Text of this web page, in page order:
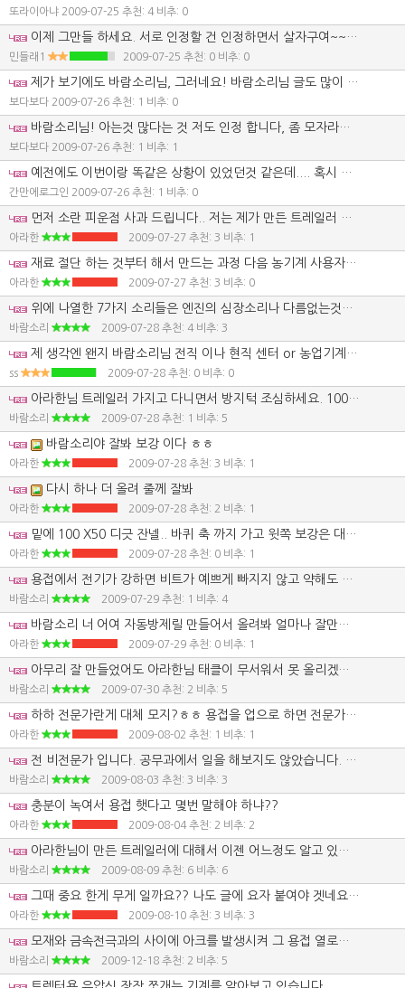
또라이아냐 2009-07-25 추천: 4 비추: 0
이제 그만들 하세요. 서로 인정할 건 인정하면서 살자구여~~~ 사람이란 겸손해야 된다고 어르신들께서 말씀하셨는데.... 우리 모두 배워야 할 것 같습니다. 그리고 너무 자기 자신을 내세우지 맙시다.
민들래1 2009-07-25 추천: 0 비추: 0
제가 보기에도 바람소리님, 그러네요! 바람소리님 글도 많이 읽었구요 도움도 많습니다만 제 개인적인 생각에도 이런 글들은 별로 바람직하지 않다는 생각이 듭니다, 죄송합니다,,,,
보다보다 2009-07-26 추천: 1 비추: 0
바람소리님! 아는것 많다는 것 저도 인정 합니다, 좀 모자라는 제가 보기에도 인정합니다만 다른 글들에서도 보면 너무 테클이 많은거 같습니다, 그러니 잘 났던 못 났던 조금만 쉬어쉬어 가면 어떨까싶습니다, 바람소리님이 과연 그럴지 모르지만, 바람소리님 글들에서 자꾸 걸리는게 많아 보기에 그러네요,,, 쩝,,, 남균님도 조금만 참으시구요!!! (비추는 제가도 많이 눌렀습니다, 아시는 분이면 오히려 모르는 사람을 감싸야죠)
보다보다 2009-07-26 추천: 1 비추: 1
예전에도 이번이랑 똑같은 상황이 있었던것 같은데.... 혹시 같은 사람?!!!!! 은근슬쩍 사람 화나게 하지맙시다... 알면 아는데도 모르면 모르는데도 성심껏 가르쳐 줍시다. 그리고 아라한님 정말 잘만드셨습니다. 직접만들어보면 저걸하나만들기위해 얼마나 많은 노력을 했을까 느낄텐데... 말로만 하는것과 실천하는것은 차원이 다르죠... 제가봐도 아라한님 정말 잘만드셨어요... 홧팅...!!
간만에로그인 2009-07-26 추천: 1 비추: 0
먼저 소란 피운점 사과 드립니다.. 저는 제가 만든 트레일러 자랑 할려고 올린게 아닙니다. 중고 저렴 하게 팔았다면 그거 샀을 겁니다.. 중고도 170 이상 부르고 새건 비싼건 400 중간 300 저렴 한것도 220 달라고 하네요. 돈보다.. 너무 터무니 없는 가격 때문에 자작 결심 하게 됐습니다. 그래서 여러 트레일러 보고 사이즈 재보고 내가 쓰기 편리 하게 만들어 봤습니다. 바람소리 이분이 모방 이라고 하는데 맞다고 치죠 ..모방이면 어떻습니까.. 제가 손수 제작 하고 업자 들이 제작했을때 보다 더 튼튼한 재질로 편리 하게 만들었다고 자부 합니다..
아라한 2009-07-27 추천: 3 비추: 1
재료 절단 하는 것부터 해서 만드는 과정 다음 농기계 사용자 카페에 올렸습니다. 전 자랑 할려고 올린게 아닙니다.. 어려운 농촌에서 시간 있을때 자기에 맞게 편리 하게 트레일러 만드시라고 올린겁니다.. 시행 착오도 있겟죠. 그러면서 배우는거 아닌가요? 아직 벼베기 할려면 시간 많이 남았습니다.. 용접 하실줄 아시는 분은.. 더 튼튼 한 재료로 트레일러 만들어 보라고 권하고 싶습니다.. 그냥 샀을때 하고 느낌이 완전히 틀리네요.. 애착이 더 간다고나 할까요?? 저번에 여기 주소랑 전번 올렸는데 지웠네요 ㅎㅎ 자유게시판 보시면 김남균 검색 하 시면 제 전번 나올겁니다.. 트레일러 만드실때 궁금 한점 있으시면 전화 주세요. 그래도 한번 만들었다고 다음에 만들면 더 잘할수 있다는 자신감 드네요 ㅎㅎ 가까이 사시면 만나서 대화도 가능 합니다. 트레일러 자작 하시는분 전화 기다리겟습니다 ^^ 요즘 이삭 거름 주시느라... 힘드시죠? 저도 내일 조금 더 줘야 되네요.. 더운여름 건강 유의 하세요.
아라한 2009-07-27 추천: 3 비추: 0
위에 나열한 7가지 소리들은 엔진의 심장소리나 다름없는것들이죠. 수리하는 사람이 진단을 잘못 했을땐 돈만 날리는데, 문제는 노킹소리 같은 경우엔 단순이 연료만 교환해도 되는걸 엔진 분해를 한다는것이죠. 소리를 모른다고 연료부터 교환하면서 하나씩 찾아낸다는것도 시간 낭비 일테니까요. 또한 파손된것 분해할때 피스톤이 일부분만 파손 되는 경우도 있으며, 열에의한 소착인지, 오일 부족에 의한 소착인지도 피스톤 하나만 보고 알 정도의 실력이라면 대단하다고 할수 있겠지만 그건 대단하다고 단정짓지 못한 그저 단순한 기술입니다. 말 그대로 말로써만 이야기 하면 아하 그런거구나 라고 이해 하기 때문입니다. 그러나 이러한 것들은 쉽게 얻어지는게 아닙니다. 누구나 어렵게 얻은것 쉽게 알려주진 않겠지요. 세월과 경륜으로 쌓아올린것들을 하루아침에 모두 알려줄 필요가 있을가요? 내 자신이 정보를 주면 상대방에게 거기에 따른 댓가를 바라는게 사람의 심리입니다. 저 또한 이곳에서 그랬습니다. 그러나 감출건 감췄습니다. 알려줘서 피해를 보는 사람도 있으며 어렵게 얻은 것들을 하루아침에 이야기 한다는것도 그렇거든요. 그러한 예를 들어서 이야기 한다면 트랙터 피티오 클러치 슬립현상 찾아내는 방법이 있는데, 제가 이곳에서 그러한 방법을 이야기 하면은 피해는 누가 볼까요? 트랙터 피티오 클러치 수리할려면 수리비가 얼마쯤 들어가는지는 몰라도 기종에 따라 다르겠지만 부품값만 100만원이 훌쩍 넘어간다는것 알 사람들은 알겠죠? 그러한 것들을 알려줌으로써 농기계를 팔려는 사람이 피해를 본다면 보겠죠. 그게 개인이 됐든 농기계 판매업자가 되었든간에 말입니다. 그래서 그러한 방법들은 알려주지 않습니다. 기계 구입하는 사람으로써는 알고나면 좋겠지만 판매자의 입장에서는 그러지 않기 때문에 그렇습니다. 장사를 하신분들이야 구별법을 찾아내지만 일반 사람들은 잘 모릅니다. 장사하신분들은 그걸 알아냄으로써 기계를 좀 더 저렴하게 구입하지만 판매할땐 중고 그려러니 알고 사셨어야죠~ 하면 그나마 마음이 덜 상하지만 요리저리 빼고 다니면서 전화도 안받고 그러면 속상하지요. 아는게 힘이니 모르는것은 공부하세요. 저 또한 시간 투자해가면서 공부 많이 합니다. 카센타 운영하는 사람들이 단순한 전기배선 처리 하지 못하는 경우도 있습니다. 그걸 이야기 하라고 한다면 전자혼에 대해서 이야기 하죠. 농기계에 전자혼 달려고 했던분들도 있지 않을가 싶습니다. 전자혼은 혼으로 전기가 들어가는데, 스위치 전기는 마이너스가 들어가야 합니다. 그렇지 않으면 소리는 나지만 여운이 남지가 않습니다. 그런데 기종중 스위치 전원이 플러스로 들어가는 경우가 있는데, 이걸 마이너스 전기로 변환 시켜줘야 하는데, 알고나면 그저 단순한 것인데, 그걸 전환하지 못하는 사람들도 있다는것이죠. 또하나 이야기 해줄까요? 농기계 회사와 연관되는것인데, 전기 배선도 책자가 잘못되었다고 회사에 전화한적이 있었는데, 그쪽 분야 담당자도 그러한 사실을 몰랐는데, 배선도 책자를 한번 보겠다고 이야기 하면서 나중에 다시 연락 했더니 그걸 어떻게 아셨냐고 되묻더군요. 그러면서 직업이 뭐냐고 물었는데, 농민이라고 하니까.. 절대 믿질 않더군요. 농민이 그걸 알수 없을거라고 생각 했기에 그러한것이죠. 그게 완전 뒤죽 박죽이었는데, 하나씩 정리하다가 전기관련 서비스 기사에게 연락을 취했던것입니다. 회사 직원도 그것 모두 정리하는데 시간좀 걸렸을것입니다. 회로 하나하나씩 찾아야 하기 때문이죠. 아니면 원문 설명서 보고 영어 번역만 다시 했던가 했을것입니다.
바람소리 2009-07-28 추천: 4 비추: 3
제 생각엔 왠지 바람소리님 전직 이나 현직 센터 or 농업기계 관련직종에 계시거나 계셨거나 한분 같은 느낌이 ...저혼자만의 느낌인가요? 암튼요즘 아그리즈 매일 들어오게 되네요..^^ 즐기는건아니니 오해하시진 마세요.
ss 2009-07-28 추천: 0 비추: 0
아라한님 트레일러 가지고 다니면서 방지턱 조심하세요. 100미리 3.2티 각파이프 사용해 놓고서 튼튼하다고 자부하니 한심하단 표현이 맞지 않나 싶습니다. 3.2티 한본의 무게가 얼만지 아세요? 계산해 보면 60킬로 못됩니다. 본당 9만원쯤 주고 구입하셨나요? 견인쪽은 아무리 못해도 4.5티 넘어야 합니다. 견인쪽은 125미리 잔넬을 포개서 용접하여 각파이프 처럼 만들어서 사용하는게 튼튼하다면 튼튼하겠습니다. 혹여 트레일러 휘어지면 그 때 가셔서 글을 올려보세요. 잡는 방법이 있으니 말입니다.
바람소리 2009-07-28 추천: 1 비추: 5
바람소리야 잘봐 보강 이다 ㅎㅎ
아라한 2009-07-28 추천: 3 비추: 1
다시 하나 더 올려 줄께 잘봐
아라한 2009-07-28 추천: 2 비추: 1
밑에 100 X50 디긋 잔넬.. 바퀴 축 까지 가고 윗쪽 보강은 대각선 밑에서 부터 갓다 이제 튼튼하게 만든거 자부 해도 되냐?? ~~ 왜 100X50 짜리 썻냐고 왜냐고?? 100미리 각관 이라 100짜리 썻다
아라한 2009-07-28 추천: 0 비추: 1
용접에서 전기가 강하면 비트가 예쁘게 빠지지 않고 약해도 비트는 예쁘게 빠지지 않습니다. 사진으로만 비트를 논하기엔 좀 사진의 질이 떨어집니다. 그렇다면 사진으로만 용접이 약하다는걸 어떻게 이야기 할수 있냐고요? 페인트를 보면 알수 있습니다. 용접이 강하게 되었다면 페인트가 좀 넓게 타들어 갑니다. 옆에서 물로 식혀가면서 용접을 했다면 또 모르겠습니다. 우사에서 트레일러 만든것 같은데, 우사에서 용접할땐 조심하세요. 자칫 화재사고가 발생할수 있으니까요.
바람소리 2009-07-29 추천: 1 비추: 4
바람소리 너 어여 자동방제릴 만들어서 올려봐 얼마나 잘만드나 함보자
아라한 2009-07-29 추천: 0 비추: 1
아무리 잘 만들었어도 아라한님 태클이 무서워서 못 올리겠는데요. 그리고 저어 용접도 무지 못해요. 그래서 용접 할라믄 용접 전문가 한데 가서 합니다. 용접기는 가정에서 쓰기 좋은 녀석들로 3대씩이나 가지고 있어도 기술이 워낙 딸려서 전문가에게로 달려갑니다. 그런데 전문가란 사람도 3티 정도 되는 철판도 용접하면서 빵꾸를 내버리네요. 그리고선 다시 되메우기 작업을 해줍니다.
바람소리 2009-07-30 추천: 2 비추: 5
하하 전문가란게 대체 모지?ㅎㅎ 용접을 업으로 하면 전문가?? 나도 한때... 공무과에서 용접도 하고 기계 수리도 햇는데.. 그때는 전문가고 지금은 농사 짓는데 지금은 비전문가네? ㅎㅎ 그래도 내가 용접 한게? 비드는 안좋지만.. 전문가 들이 한것 보다는 튼튼 하던데????? 인버터로 햇기에 용량 후달리지만 천천히 0.5 센치 간격 으로 티그 용접 해서 나름대로 충분히 녹여서 용접 햇다고 자부 하는데?? 비드가 잘나왓다고 용접 잘하는거 아니거든?
아라한 2009-08-02 추천: 1 비추: 1
전 비전문가 입니다. 공무과에서 일을 해보지도 않았습니다. 기계에 대해서 그렇게 많이 아는것도 없습니다. 그래서 맨날 나름대로 전문가라고 하는 사람들에게 자문을 구합니다. 전문가라는 사람들은 글은 쓸지 몰라도 전화로 이야기 하라고 하면 무지 잘합니다. 그래서 아라한님과 둘이 만나서 이야기 하면 아무것도 모르는 사람으로 탄로가 나버립니다. 그래도 학교 다니중 기계에 대한 관심이 있다보니 기계 수리업에 종사하면서 제가 알려주는 분이 비용어를 사용해도 이젠 어느정도 압니다. 첨엔 뿌라꾸(점화플러그)가 어쨌네 저쨌네 하면 몰랐습니다. 용접 말인데요. 얼마나 잘 됐는지 알려면 용접살과 용접되지 않는곳을 비교하면 알수 있습니다. 서로 맞닿는 부분이 살짝 패이면 그건 깊숙이 들어간것입니다. 아라한님이 한 용접은 깊게 들어가지 않은것 같다고 합니다. 직접 실험을 해보시길 바랍니다. 용접봉 2.6파이나 3.2파이 용접봉을 녹혀 보시면 안다고 합니다.
바람소리 2009-08-03 추천: 3 비추: 3
충분이 녹여서 용접 햇다고 몇번 말해야 하냐??
아라한 2009-08-04 추천: 2 비추: 2
아라한님이 만든 트레일러에 대해서 이젠 어느정도 알고 있습니다. 그 트레일러요. 잘 만들긴 했지만 튼튼한 트레일러는 아닙니다. 외형만 잘 만들었을 뿐입니다. 용접이라든지 재료는 튼튼한것이 아닙니다. 트레일러 튼튼하게 만들었다면 각파이프 6티 정도는 사용했어야 합니다. 아라한님은 3.2티 사용하고도 튼튼하다고 자부를 하고 계십니다. 용접 말인데요. 인버터 용접기로 용접을 했다는데, 용접봉 선택을 잘못했습니다. 1차적으로 3.2티 용접봉을 사용하여 4파이 용접을 할수 있을정도의 전압으로 용접하고 2차적으로도 3.2티 사용하든 4티를 사용하든 2차 용접은 크게 상관은 없습니다. 사진과 함께 잔넬 용접했다고 하는데, 잔넬로 덧씌워 용접한것도 트레일러 축까지 연결이 안된것 같습니다. 뒤축과 연결되는 부분도 각 부위별로 빳지를 붙여서 용접을 해야 합니다. 그러한것을 지적해 주면 고맙게 받아들이는게 아니라 부정적으로 받아들이고 자신의 것이 최고라고 이야기 해주지 않은것에 대해 불만이 많은것 같습니다. 거기에 농기계 카페에서 동조세력까지 끌고 와서 행동한것이 과연 바람직한 행동일까요? 그걸 그대로 모방에서 트레일러를 만드는 사람이 있다면 똑같이 부실 트레일러가 되는것이며, 시간이 흐르면 그건 중고 트레일러로 매물이 나올테고, 그러한 제품들이 사고를 일으킬수 있지 않을까 싶습니다. 뼈대는 무조건 튼튼한걸로 만들어져야 합니다. 아무리 못해도 4.5티 정도는 되어야 합니다. 경운기 트레일러 만들때 사용하는 잔넬 두께가 5티 입니다. 철은 재질과 무게로 값을 따지기에 얇은것과 두꺼운것의 가격은 크답니다. 값이 비싸다고 꼭 좋은 철은 아닙니다. 열처리를 해야만 제 기능을 발휘하는 철도 있기 때문입니다. 다시 한번 그 때 올린글들을 살펴 보시길 바랍니다. 편견을 두고 글을 보지 마시고 냉정하게 바라보셨으면 합니다. 사람은 누구나 실수가 있기 마련이고 저 또한 실수가 있었지만 트랙터 뒷바퀴에 트레일러 견인부를 보조로 해준 부분이 닿지 않을까 생각했기에 수정작업은 불가피 하지 않을까라고 했는데, 그건 혼자만 찾는것 보단 다른 사람들도 함께 찾아보자는 숨은뜻도 있었습니다. 대화방에서 대화도 하였지만 면장갑님과 아라한님이 잘 알고 있으며 사적인 대화 나누시고 면장갑님은 뜬금없는 질문을 하시면서 대답도 하지 않으셨다고 했는데, 그 때 계산기로 100미리 3.2티 사각 파이프 무게는 얼마나 될까? 열심히 계산하고 있었습니다. 75미리 6티 파이프보다 무게가 덜 나가더군요.
바람소리 2009-08-09 추천: 6 비추: 6
그때 중요 한게 무게 일까요?? 나도 글에 요자 붙여야 겟네요 ㅎㅎㅎ 직접 보고 튼튼 하다 아니다 말하는건지?? 조금 가늘은 거로 햇다고 부실하다는 건가요??ㅎㅎㅎㅎ 두줄 지나 가는거 세줄 4줄로 햇다면 그게 부실 할까여?? 다른글 인용 하면 화살 하나는 쉽게 부러 집니다 하지만 3개 4개 화살도 쉽게 부러 질까요?? 한번 다른 곳에서 만든 트레 일러 보고 제꺼랑 비교 해 보고 글 적기 바랍니다..직접 보지도 않고 약하다 부실 하다 수정 불가피 하다 그딴 식으로 말하지 말란 말입니다... 그리고 잔넬 보강 분명히 뒤 차축 에서 부터 보강 햇다고 햇는데 지레 짐작으로 이딴글 안썻으면 합니다... 지금 욕 나오는거 참고 글씁니다.. 그리 자신 있으시면 와서 직접 보고 대화좀 할까여? 분명히 장담 하지만 기존 제품 보다 튼 튼 하다고 자부 합니다..아시겟습니까??
아라한 2009-08-10 추천: 3 비추: 3
모재와 금속전극과의 사이에 아크를 발생시켜 그 용접 열로서 전극과 모재를 용융하며 용접 금속을 형성하는 것을 금속 아크 용접의 방법 , 이 방식의 용접을 용극식 용접법이라고 한다. 피복 아크 용접법 , 서브머어지드 아크 용접법 , 불활성 가스 금속 아크 용접법 , 탄산가스 시일드 아크 용접법 등이 이에 속한다. 탄소 아크에 의하여 용접 열을 공급하고 용착 금속은 별도로 용가재를 사용하여 이것을 녹여 공급하는 것을 탄소 아크 용접 방법이라 하고 이 방식의 용접을 비용극식 용접법이라고 하며 오늘날의 불활성 가스 텅스텐 아크 용접법은 이 방법이 발전된 것이다. 아크 용접법의 초기에는 직류 전원을 사용하였다. 그러나 피복용접봉의 발명으로 그 후 교류 전원에 의한 용접법도가능 가능하게 되었다. 교류아아크 용접기는 효율이 좋고 가격도 싸며 보수와 취급등이 쉬우므로 널리 사용되고 있다. 금속 용접봉에는 심봉의 주위에 특수 용재의 피복을 한 피복 용접봉이 사용되고 용접할 때 피목제가 고온에서 가스를 발생시키든가 또는 슬랙이 되어 공기중의 산소와의 화학 작용을 방지하여 용융 금속을 보호함으로써 좋은 용접이 되도록 한다. 보통 공기 저항을 깨트리고 아크를 발생할 수 있는 개로 전압은 직류에서는 50-80V 교류에서는 70-135V 이다. 아크 발생 후에는 전압이 감소되므로 아크를 계속하는데 필요한 아크 전압은 20-30V 이다. 그러나 피복 용접봉을 사용하면 다소 차가 있으며 발생된 아크는 안정한 상태를 유지하도록 작업 조건을 조절해야 한다. 직류를 사용한 아크는 전체 발열량의 60-75% 가 양극 측에 발생한다. 교류를 사용하면 교번 전류로 인하여 양극의 발열량이 동일하게 된다. ◆ 스포트 용접 점 용접이라고도 하며 주로 판재의 용접에 사용된다. 리벳 이음은 판재에 구멍을 뚫고 리벳으로 접합시키나 스포트 용접은 구멍을 뚫지 않고 접합할 수 있는 장점이 있다. 이 방법은 전극 사이에 용접물을 넣고 가압하면서 전류를 통하여 그 접촉 부분의 저항열로 가압 부분을 융합시킨다. 이 융합 부분을 너겟 이라고 한다. 스포트 용접을 잘 하려면 가압력 , 통전시간 , 전류밀도 등을 잘 조절하는 것이 필요하다. ◆ 스포트 용접기의 구조와 이용 고정식과 이동식이 있는데 고정식은 프레스형 스포트 용접기 , 로코형 스포트 용접기 의 2종류가 있다. (1) 프레스형 스포트 용접기 : 가압용 실린더가 위에 있어 전극을 가압하는 기능을 갖고 있으며 보통 압축 공기를 사용한다. 몸체로부터 상하 2개의 아암이 있고 그 선단에 전극 고정 장치가 있다. 상하 2개의 아암의 길이와 이동거리는 가공할 수 있는 용접물의 크기와 관계가 있다. 보통 이것으로 용접의 능력을 표시한다. (2) 로커형 스포트 용접기 : 상부 아암의 레버 장치로서 가압 작용을 하게 되어 있다. 가동구가 비교적 중량이 가볍고 상부 전극이 쉽게 이동할 수 있게 되어 있다. (3) 고정식 스포트 용접기 : 용접할 물건을 이동하게 되므로 너무 큰 형상을 하였던가 또는 중량이 너무 무거운 것은 스포트 용접을 하지 않는다. (4) 이동식 스포트 용접기 : 용접 변압기와 가압부로 나누어져 있고 케이블로 연결되어 있다. 보통 2.0nm 이하의 엷은 판재 용접에 사용되고 용접 전류는 10000-15000A 전압은 2-10V 정도이다. 용접할 판재는 표면을 깨끗이 하고 산화 피막 및 유지류를 제거하며 강철판은 묽은 활산으로 씻고 샌드 블래스팅으로 흑피를 제거한다. 경합금은 산 알칼리 등으로서 화학적으로 깨끗하게 하든가 또는 기계적으로 산화막을 제거한 후 부착되어 있는 유지류는 잘 제거하고 작업한다. 강철에서는 두께의 차가 8배 이하 경합금에는 5배 이하로 한다. 스포트 용접부 표면을 깨끗이 하는 방법으로 산세 , 샌드 블래스팅 , 쇠솔로 떨기 , 아브레시이브 페이퍼 , 사염화탄소에 의한 그리이스 제거 등을 채택한다. 스포트 용접의 통전 시간과 소요 전력 : 스포트 용접을 하기 위하여서는 가압력 통전시간 전류의 크기에 주의하여야 한다. 가압력이 크면 접촉 저항이 감소하여 용접 경과가 좋지 않고 작으면 전류를 통과시킬 때 스파크가 나타나서 용접 경과도 좋지 않으며 전극과 용접 표면을 침해한다. 용접 표면은 깨끗이 하고 평탄하여야 되며 용제는 사용하지 않는다. 용접 재료가 구리 , 황동 , 알루미늄 일 때에는 소요 전력은 이 그림의 값의 약 5배나 필요하다. 용접 시간은 맞대기 용접에 비하여 가열 면적이 좁으므로 대단히 짧다 용접 온도에 도달하여 가압할 때 압력이 세면 용접부가 오목하게 들어가서 약해지며 압력이 약하면 완전한 용접이 안 된다
바람소리 2009-12-18 추천: 2 비추: 5